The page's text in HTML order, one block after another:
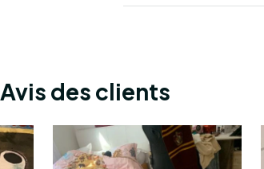
Avis des clients